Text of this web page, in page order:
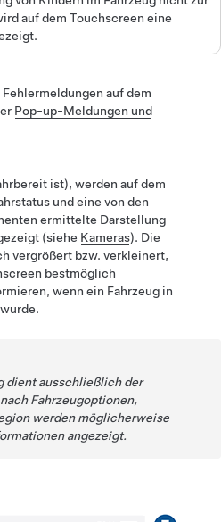
auf dem Touchscreen eine
auf dem
Pop-up-Meldungen und
ist), werden auf dem
und eine von den
ermittelte Darstellung
(siehe Kameras). Die
vergrößert bzw. verkleinert,
bestmöglich
wenn ein Fahrzeug in
dient ausschließlich der
Fahrzeugoptionen,
werden möglicherweise
angezeigt.